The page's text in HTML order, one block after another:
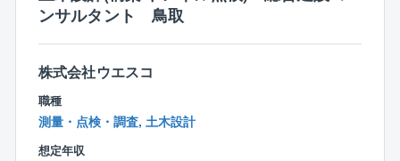
LIXIL秋のリフォームコンテストでは２年連続日本一に
なるなど、地域のお客様に高いご指示を頂いていま
す。
後期高齢者の方も勤務いただくなど、定年後も技能を
生かして継続勤務可能な会社です。
経営理念を通じて業者様も大切にして目の前の利益よ
り永続を目指す企業です。
ンサルタント 鳥取
株式会社ウエスコ
職種
測量・点検・調査, 土木設計
想定年収